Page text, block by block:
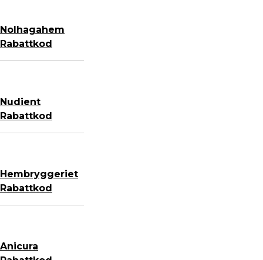
Nolhagahem
Rabattkod
Nudient
Rabattkod
Hembryggeriet
Rabattkod
Anicura